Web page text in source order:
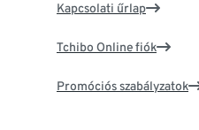
Kapcsolati űrlap
Tchibo Online fiók
Promóciós szabályzatok